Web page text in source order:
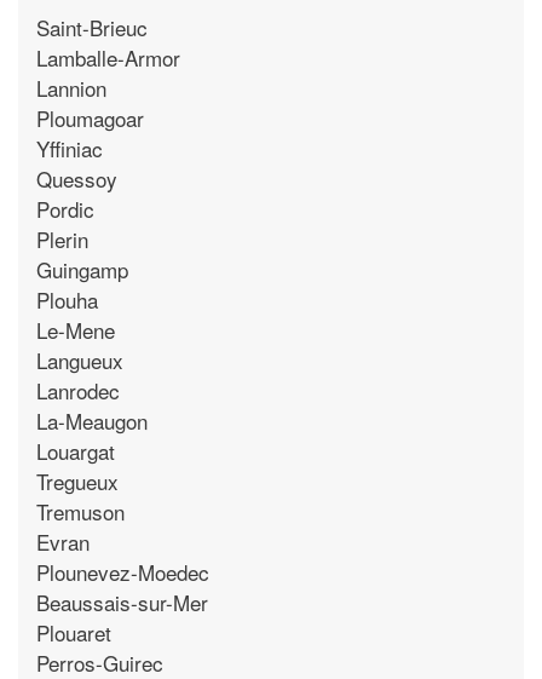
Saint-Brieuc
Lamballe-Armor
Lannion
Ploumagoar
Yffiniac
Quessoy
Pordic
Plerin
Guingamp
Plouha
Le-Mene
Langueux
Lanrodec
La-Meaugon
Louargat
Tregueux
Tremuson
Evran
Plounevez-Moedec
Beaussais-sur-Mer
Plouaret
Perros-Guirec